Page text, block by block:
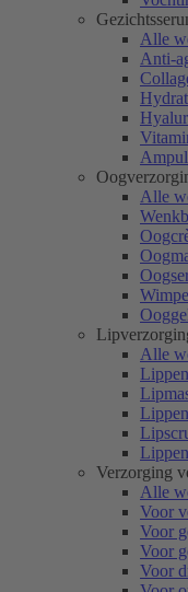
Alle
Anti-
Alle
Alle
Verzorging
Alle
Voor
Voor
Voor
Voor